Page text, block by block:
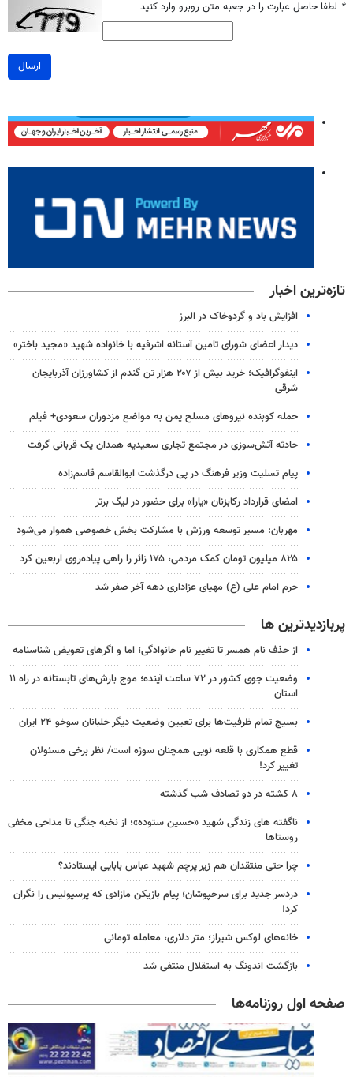
* لطفا حاصل عبارت را در جعبه متن روبرو وارد کنید
ارسال
تازه‌ترین اخبار
افزایش باد و گردوخاک در البرز
دیدار اعضای شورای تامین آستانه اشرفیه با خانواده شهید «مجید باختر»
اینفوگرافیک؛ خرید بیش از ۲۰۷ هزار تن گندم از کشاورزان آذربایجان
شرقی
حمله کوبنده نیروهای مسلح یمن به مواضع مزدوران سعودی+ فیلم
حادثه آتش‌سوزی در مجتمع تجاری سعیدیه همدان یک قربانی گرفت
پیام تسلیت وزیر فرهنگ در پی درگذشت ابوالقاسم قاسم‌زاده
امضای قرارداد رکابزنان «یارا» برای حضور در لیگ برتر
مهربان: مسیر توسعه ورزش با مشارکت بخش خصوصی هموار می‌شود
۸۲۵ میلیون تومان کمک مردمی، ۱۷۵ زائر را راهی پیاده‌روی اربعین کرد
حرم امام علی (ع) مهیای عزاداری دهه آخر صفر شد
پربازدیدترین ها
از حذف نام همسر تا تغییر نام خانوادگی؛ اما و اگرهای تعویض شناسنامه
وضعیت جوی کشور در ۷۲ ساعت آینده؛ موج بارش‌های تابستانه در راه ۱۱
استان
بسیج تمام ظرفیت‌ها برای تعیین وضعیت دیگر خلبانان سوخو ۲۴ ایران
قطع همکاری با قلعه نویی همچنان سوژه است/ نظر برخی مسئولان
تغییر کرد!
۸ کشته در دو تصادف شب گذشته
ناگفته های زندگی شهید «حسین ستوده»؛ از نخبه جنگی تا مداحی مخفی
روستاها
چرا حتی منتقدان هم زیر پرچم شهید عباس بابایی ایستادند؟
دردسر جدید برای سرخپوشان؛ پیام بازیکن مازادی که پرسپولیس را نگران
کرد!
خانه‌های لوکس شیراز؛ متر دلاری، معامله تومانی
بازگشت اندونگ به استقلال منتفی شد
صفحه اول روزنامه‌ها